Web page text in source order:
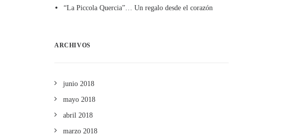
“La Piccola Quercia”… Un regalo desde el corazón
ARCHIVOS
junio 2018
mayo 2018
abril 2018
marzo 2018